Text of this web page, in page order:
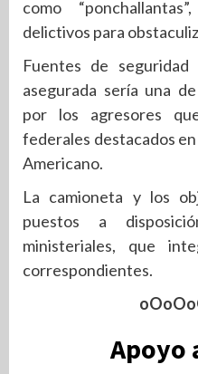
como
delictivos para
Fuentes de
asegurada sería una
por los agresores
federales destacados
Americano.
La camioneta y los
puestos a
ministeriales, que
correspondientes.
Apoyo